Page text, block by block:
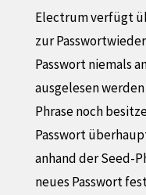
Electrum verfügt
zur
Passwort niemals
ausgelesen
Phrase noch
Passwort
anhand der Seed-
neues Passwort